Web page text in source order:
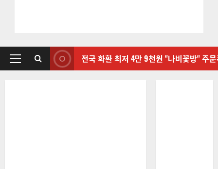
기
전국 화환 최저 4만 9천원 "나비꽃방" 주